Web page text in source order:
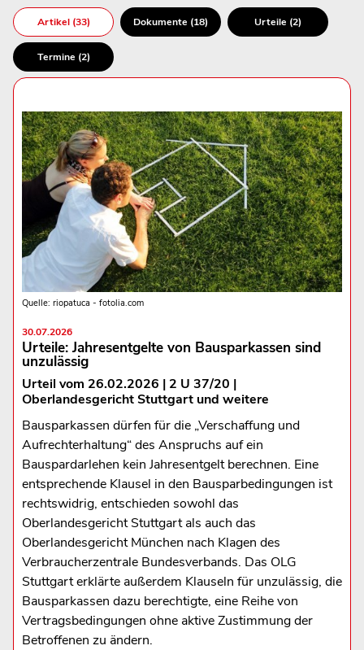
Artikel (33) Dokumente (18) Urteile (2)
Termine (2)
Quelle: riopatuca - fotolia.com
30.07.2026
Urteile: Jahresentgelte von Bausparkassen sind
unzulässig
Urteil vom 26.02.2026 | 2 U 37/20 |
Oberlandesgericht Stuttgart und weitere
Bausparkassen dürfen für die „Verschaffung und
Aufrechterhaltung“ des Anspruchs auf ein
Bauspardarlehen kein Jahresentgelt berechnen. Eine
entsprechende Klausel in den Bausparbedingungen ist
rechtswidrig, entschieden sowohl das
Oberlandesgericht Stuttgart als auch das
Oberlandesgericht München nach Klagen des
Verbraucherzentrale Bundesverbands. Das OLG
Stuttgart erklärte außerdem Klauseln für unzulässig, die
Bausparkassen dazu berechtigte, eine Reihe von
Vertragsbedingungen ohne aktive Zustimmung der
Betroffenen zu ändern.